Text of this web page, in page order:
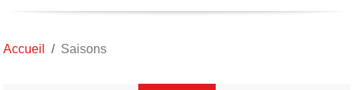
Accueil Saisons